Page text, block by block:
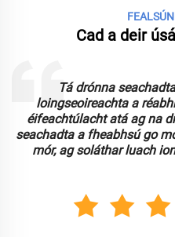
Cad a deir
Tá drónna
loingseoireachta a
éifeachtúlacht atá ag na
seachadta a fheabhsú go
mór, ag soláthar luach